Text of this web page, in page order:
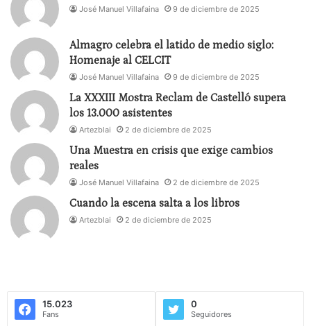
José Manuel Villafaina 9 de diciembre de 2025
Almagro celebra el latido de medio siglo:
Homenaje al CELCIT
José Manuel Villafaina 9 de diciembre de 2025
La XXXIII Mostra Reclam de Castelló supera
los 13.000 asistentes
Artezblai 2 de diciembre de 2025
Una Muestra en crisis que exige cambios
reales
José Manuel Villafaina 2 de diciembre de 2025
Cuando la escena salta a los libros
Artezblai 2 de diciembre de 2025
15.023
Fans
0
Seguidores